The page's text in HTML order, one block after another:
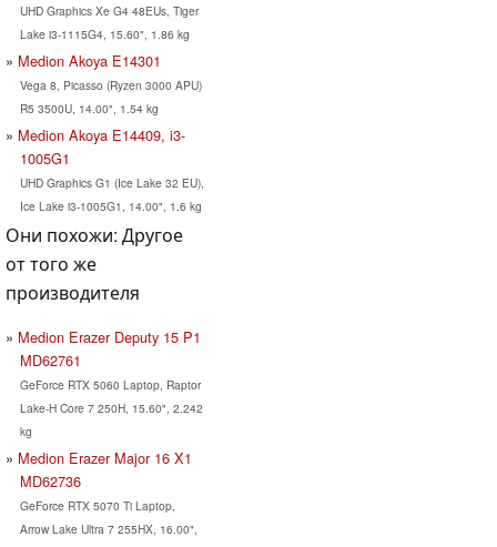
UHD Graphics Xe G4 48EUs, Tiger
Lake i3-1115G4, 15.60", 1.86 kg
Medion Akoya E14301
Vega 8, Picasso (Ryzen 3000 APU)
R5 3500U, 14.00", 1.54 kg
Medion Akoya E14409, i3-
1005G1
UHD Graphics G1 (Ice Lake 32 EU),
Ice Lake i3-1005G1, 14.00", 1.6 kg
Они похожи: Другое
от того же
производителя
Medion Erazer Deputy 15 P1
MD62761
GeForce RTX 5060 Laptop, Raptor
Lake-H Core 7 250H, 15.60", 2.242
kg
Medion Erazer Major 16 X1
MD62736
GeForce RTX 5070 Ti Laptop,
Arrow Lake Ultra 7 255HX, 16.00",